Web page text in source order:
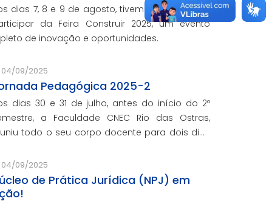
dias 7, 8 e 9 de agosto, tivemos o prazer de
da Feira Construir 2025, um evento
de inovação e oportunidades.
04/09/2025
Pedagógica 2025-2
dias 30 e 31 de julho, antes do início do 2º
a Faculdade CNEC Rio das Ostras,
todo o seu corpo docente para dois dias
04/09/2025
de Prática Jurídica (NPJ) em